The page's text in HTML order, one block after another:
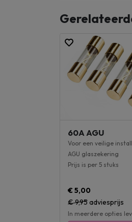
60A AGU
Voor een veilige
AGU glaszekering
Prijs is per 5 stuks
€ 5,00
€ 9,95adviesprijs
In meerdere opties